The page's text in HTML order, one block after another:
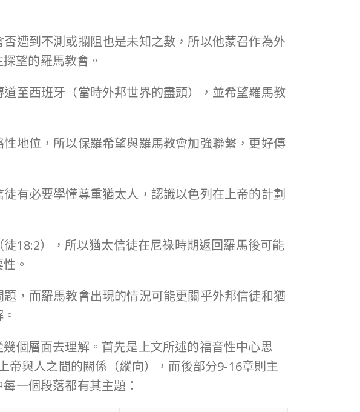
遭到不測或攔阻也是未知之數，所以他蒙召作為外
望的羅馬教會。
至西班牙（當時外邦世界的盡頭），並希望羅馬教
地位，所以保羅希望與羅馬教會加強聯繫，更好傳
有必要學懂尊重猶太人，認識以色列在上帝的計劃
18:2），所以猶太信徒在尼祿時期返回羅馬後可能
。
，而羅馬教會出現的情況可能更關乎外邦信徒和猶
個層面去理解。首先是上文所述的福音性中心思
與人之間的關係（縱向），而後部分9-16章則主
一個段落都有其主題：